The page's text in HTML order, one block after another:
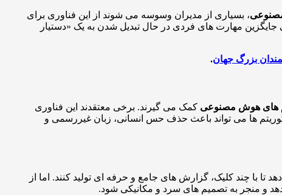
، بسیاری از مدیران وسوسه می شوند از این فناوری برای
مهارت های فردی در حال تبدیل شدن به یک «دستیار
بزرگ جهان.
های هوش مصنوعی کمک می گیرند. برخی معتقدند این فناوری
ها می تواند باعث حذف حس انسانی، زبان غیررسمی و
تا با چند کلیک، گزارش های جامع و حرفه ای تولید کنند. اما از
و منجر به تصمیم های سرد و مکانیکی شود.